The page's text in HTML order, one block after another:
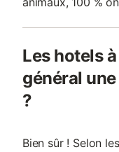
Les hotels
général
?
Bien sûr ! Selon